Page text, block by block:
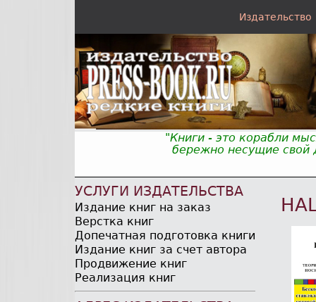
Издательство
"Книги - это корабли
бережно несущие свой
УСЛУГИ ИЗДАТЕЛЬСТВА
Издание книг на заказ
Верстка книг
Допечатная подготовка книги
Издание книг за счет автора
Продвижение книг
Реализация книг